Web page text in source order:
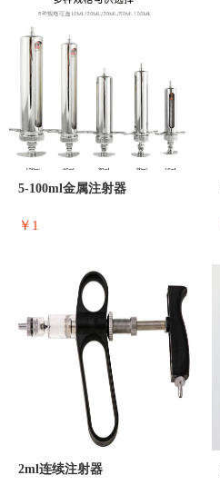
5-100ml金属注射器
￥1
2ml连续注射器